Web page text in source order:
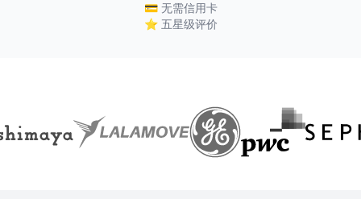
💳 无需信用卡
⭐ 五星级评价